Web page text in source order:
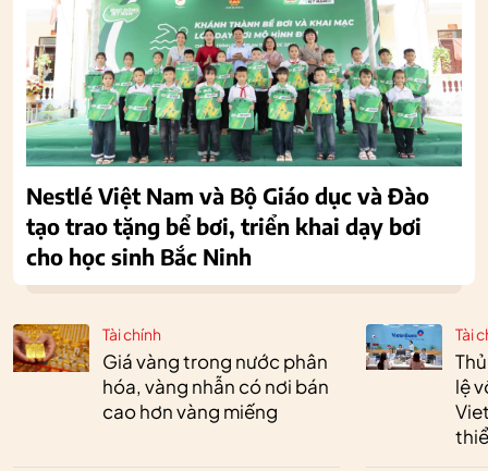
Tài chính
Giá vàng trong nước phân
hóa, vàng nhẫn có nơi bán
cao hơn vàng miếng
Tài
lệ
Nestlé Việt Nam và Bộ Giáo dục và Đào
tạo trao tặng bể bơi, triển khai dạy bơi
cho học sinh Bắc Ninh